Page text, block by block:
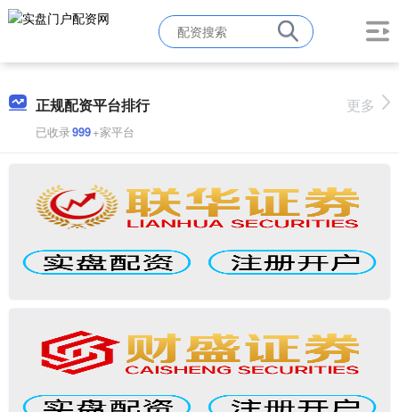
正规配资平台排行
已收录999+家平台
更多